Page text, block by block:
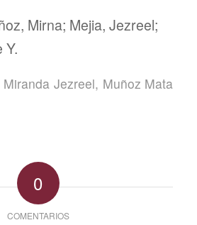
Mirna; Mejia, Jezreel;
Y.
Miranda Jezreel, Muñoz Mata
0
COMENTARIOS